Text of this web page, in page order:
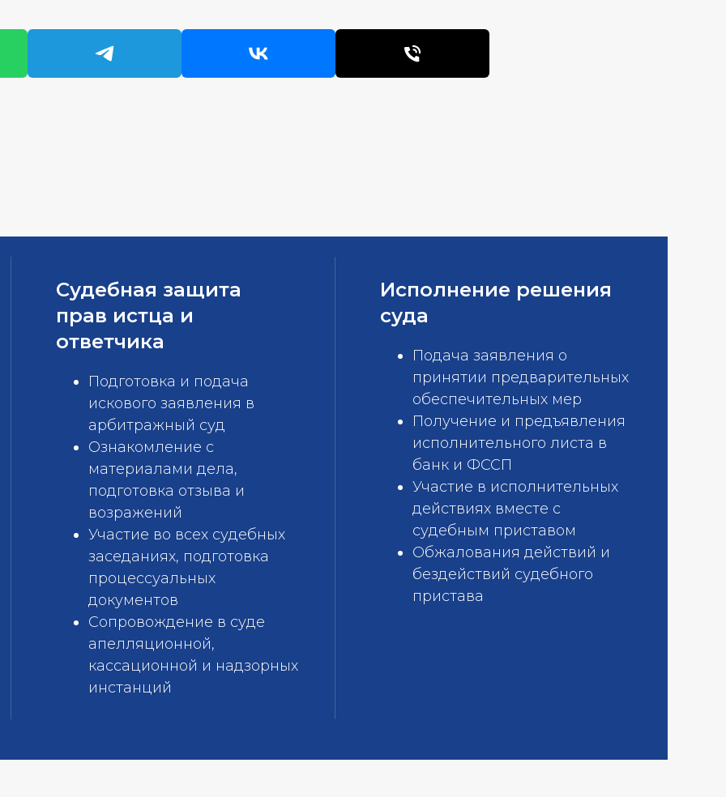
Судебная защита
прав истца и
ответчика
Подготовка и подача
искового заявления в
арбитражный суд
Ознакомление с
материалами дела,
подготовка отзыва и
возражений
Участие во всех судебных
заседаниях, подготовка
процессуальных
документов
Сопровождение в суде
апелляционной,
кассационной и надзорных
инстанций
Исполнение решения
суда
Подача заявления о
принятии предварительных
обеспечительных мер
Получение и предъявления
исполнительного листа в
банк и ФССП
Участие в исполнительных
действиях вместе с
судебным приставом
Обжалования действий и
бездействий судебного
пристава